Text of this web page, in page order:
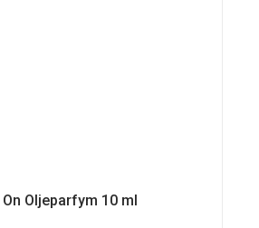
On Oljeparfym 10 ml